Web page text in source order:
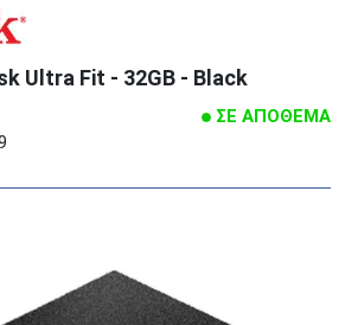
Ultra Fit - 32GB - Black
ΣΕ ΑΠΟΘΕΜΑ